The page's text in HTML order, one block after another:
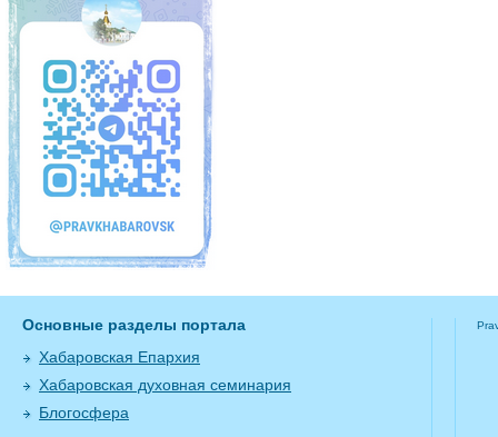
Основные разделы портала
Хабаровская Епархия
Хабаровская духовная семинария
Блогосфера